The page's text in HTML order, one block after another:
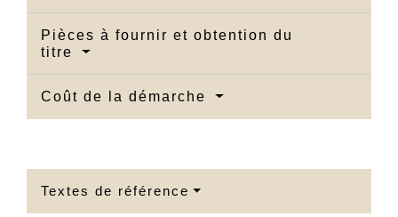
Pièces à fournir et obtention du
titre
Coût de la démarche
Textes de référence